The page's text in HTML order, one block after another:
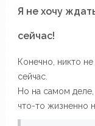
Я не хочу
сейчас!
Конечно, никто
сейчас.
Но на самом
что-то жизненно